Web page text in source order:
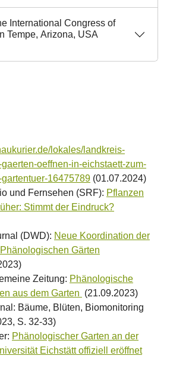
International Congress of
Tempe, Arizona, USA
lokales/landkreis-
oeffnen-in-eichstaett-zum-
16475789 (01.07.2024)
und Fernsehen (SRF): Pflanzen
Stimmt der Eindruck?
(DWD): Neue Koordination der
Gärten
Zeitung: Phänologische
aus dem Garten (21.09.2023)
Bäume, Blüten, Biomonitoring
S. 32-33)
Phänologischer Garten an der
Eichstätt offiziell eröffnet